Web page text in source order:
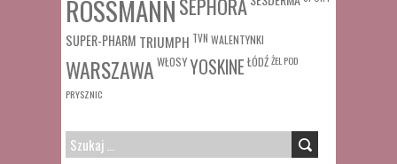
ROSSMANNSEPHORA
SUPER-PHARM TRIUMPH TVN WALENTYNKI
WARSZAWA WŁOSYYOSKINE ŁÓDŹŻEL POD
PRYSZNIC
SZUKAJ: